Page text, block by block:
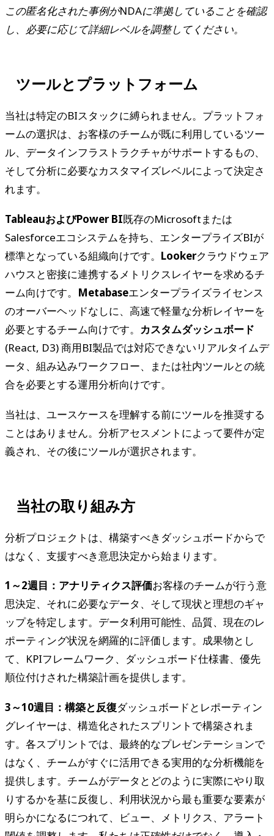
この匿名化された事例がNDAに準拠していることを確認
し、必要に応じて詳細レベルを調整してください。
ツールとプラットフォーム
当社は特定のBIスタックに縛られません。プラットフォ
ームの選択は、お客様のチームが既に利用しているツー
ル、データインフラストラクチャがサポートするもの、
そして分析に必要なカスタマイズレベルによって決定さ
れます。
TableauおよびPower BI既存のMicrosoftまたは
Salesforceエコシステムを持ち、エンタープライズBIが
標準となっている組織向けです。 Lookerクラウドウェア
ハウスと密接に連携するメトリクスレイヤーを求めるチ
ーム向けです。 Metabaseエンタープライズライセンス
のオーバーヘッドなしに、高速で軽量な分析レイヤーを
必要とするチーム向けです。 カスタムダッシュボード
(React, D3) 商用BI製品では対応できないリアルタイムデ
ータ、組み込みワークフロー、または社内ツールとの統
合を必要とする運用分析向けです。
当社は、ユースケースを理解する前にツールを推奨する
ことはありません。分析アセスメントによって要件が定
義され、その後にツールが選択されます。
当社の取り組み方
分析プロジェクトは、構築すべきダッシュボードからで
はなく、支援すべき意思決定から始まります。
1～2週目：アナリティクス評価お客様のチームが行う意
思決定、それに必要なデータ、そして現状と理想のギャ
ップを特定します。データ利用可能性、品質、現在のレ
ポーティング状況を網羅的に評価します。成果物とし
て、KPIフレームワーク、ダッシュボード仕様書、優先
順位付けされた構築計画を提供します。
3～10週目：構築と反復ダッシュボードとレポーティン
グレイヤーは、構造化されたスプリントで構築されま
す。各スプリントでは、最終的なプレゼンテーションで
はなく、チームがすぐに活用できる実用的な分析機能を
提供します。チームがデータとどのように実際にやり取
りするかを基に反復し、利用状況から最も重要な要素が
明らかになるにつれて、ビュー、メトリクス、アラート